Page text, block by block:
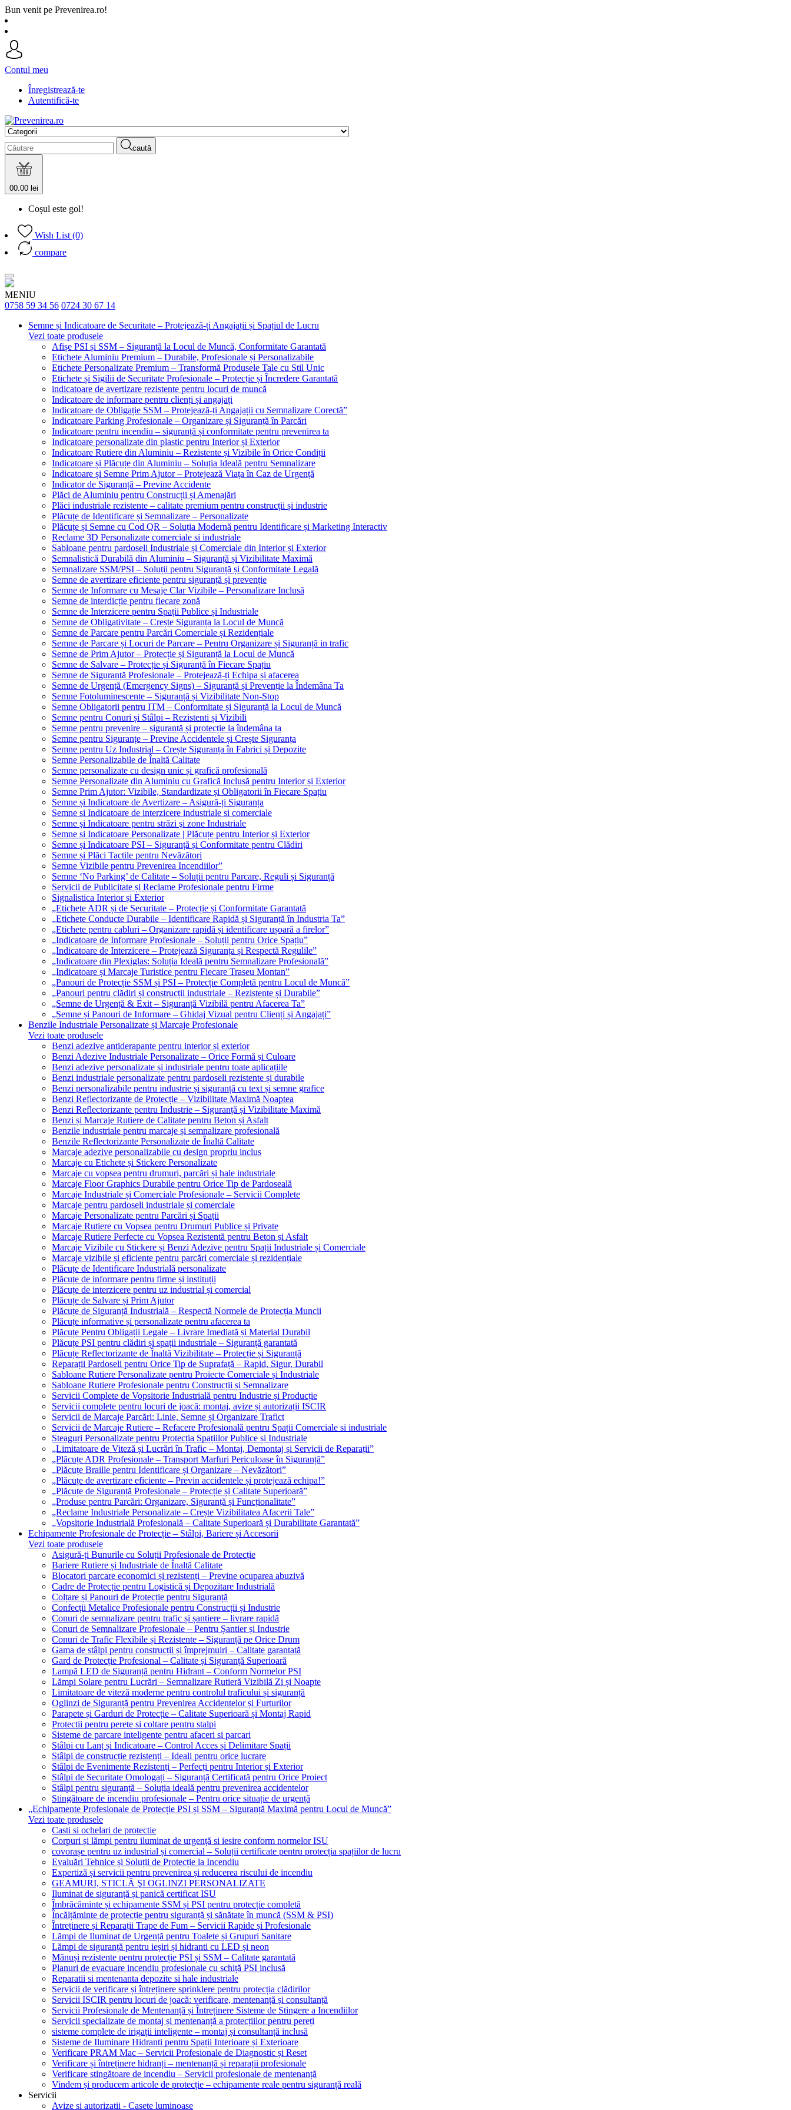
Bun venit pe Prevenirea.ro!
Contul meu
Înregistrează-te
Autentifică-te
caută
00.00 lei
Coșul este gol!
Wish List (0)
compare
MENIU
0758 59 34 56 0724 30 67 14
Semne și Indicatoare de Securitate – Protejează-ți Angajații și Spațiul de Lucru
Vezi toate produsele
Afișe PSI și SSM – Siguranță la Locul de Muncă, Conformitate Garantată
Etichete Aluminiu Premium – Durabile, Profesionale și Personalizabile
Etichete Personalizate Premium – Transformă Produsele Tale cu Stil Unic
Etichete și Sigilii de Securitate Profesionale – Protecție și Încredere Garantată
indicatoare de avertizare rezistente pentru locuri de muncă
Indicatoare de informare pentru clienți și angajați
Indicatoare de Obligație SSM – Protejează-ți Angajații cu Semnalizare Corectă”
Indicatoare Parking Profesionale – Organizare și Siguranță în Parcări
Indicatoare pentru incendiu – siguranță și conformitate pentru prevenirea ta
Indicatoare personalizate din plastic pentru Interior și Exterior
Indicatoare Rutiere din Aluminiu – Rezistente și Vizibile în Orice Condiții
Indicatoare și Plăcuțe din Aluminiu – Soluția Ideală pentru Semnalizare
Indicatoare și Semne Prim Ajutor – Protejează Viața în Caz de Urgență
Indicator de Siguranță – Previne Accidente
Plăci de Aluminiu pentru Construcții și Amenajări
Plăci industriale rezistente – calitate premium pentru construcții și industrie
Plăcuțe de Identificare și Semnalizare – Personalizate
Plăcuțe și Semne cu Cod QR – Soluția Modernă pentru Identificare și Marketing Interactiv
Reclame 3D Personalizate comerciale si industriale
Sabloane pentru pardoseli Industriale și Comerciale din Interior și Exterior
Semnalistică Durabilă din Aluminiu – Siguranță și Vizibilitate Maximă
Semnalizare SSM/PSI – Soluții pentru Siguranță și Conformitate Legală
Semne de avertizare eficiente pentru siguranță și prevenție
Semne de Informare cu Mesaje Clar Vizibile – Personalizare Inclusă
Semne de interdicție pentru fiecare zonă
Semne de Interzicere pentru Spații Publice și Industriale
Semne de Obligativitate – Crește Siguranța la Locul de Muncă
Semne de Parcare pentru Parcări Comerciale și Rezidențiale
Semne de Parcare și Locuri de Parcare – Pentru Organizare și Siguranță in trafic
Semne de Prim Ajutor – Protecție și Siguranță la Locul de Muncă
Semne de Salvare – Protecție și Siguranță în Fiecare Spațiu
Semne de Siguranță Profesionale – Protejează-ți Echipa și afacerea
Semne de Urgență (Emergency Signs) – Siguranță și Prevenție la Îndemâna Ta
Semne Fotoluminescente – Siguranță și Vizibilitate Non-Stop
Semne Obligatorii pentru ITM – Conformitate și Siguranță la Locul de Muncă
Semne pentru Conuri și Stâlpi – Rezistenti și Vizibili
Semne pentru prevenire – siguranță și protecție la îndemâna ta
Semne pentru Siguranțe – Previne Accidentele și Crește Siguranța
Semne pentru Uz Industrial – Crește Siguranța în Fabrici și Depozite
Semne Personalizabile de Înaltă Calitate
Semne personalizate cu design unic și grafică profesională
Semne Personalizate din Aluminiu cu Grafică Inclusă pentru Interior și Exterior
Semne Prim Ajutor: Vizibile, Standardizate și Obligatorii în Fiecare Spațiu
Semne și Indicatoare de Avertizare – Asigură-ți Siguranța
Semne si Indicatoare de interzicere industriale si comerciale
Semne şi Indicatoare pentru străzi şi zone Industriale
Semne si Indicatoare Personalizate | Plăcuțe pentru Interior și Exterior
Semne și Indicatoare PSI – Siguranță și Conformitate pentru Clădiri
Semne și Plăci Tactile pentru Nevăzători
Semne Vizibile pentru Prevenirea Incendiilor”
Semne ‘No Parking’ de Calitate – Soluții pentru Parcare, Reguli și Siguranță
Servicii de Publicitate și Reclame Profesionale pentru Firme
Signalistica Interior și Exterior
„Etichete ADR și de Securitate – Protecție și Conformitate Garantată
„Etichete Conducte Durabile – Identificare Rapidă și Siguranță în Industria Ta”
„Etichete pentru cabluri – Organizare rapidă și identificare ușoară a firelor”
„Indicatoare de Informare Profesionale – Soluții pentru Orice Spațiu”
„Indicatoare de Interzicere – Protejează Siguranța și Respectă Regulile”
„Indicatoare din Plexiglas: Soluția Ideală pentru Semnalizare Profesională”
„Indicatoare și Marcaje Turistice pentru Fiecare Traseu Montan”
„Panouri de Protecție SSM și PSI – Protecție Completă pentru Locul de Muncă”
„Panouri pentru clădiri și construcții industriale – Rezistente și Durabile”
„Semne de Urgență & Exit – Siguranță Vizibilă pentru Afacerea Ta”
„Semne și Panouri de Informare – Ghidaj Vizual pentru Clienți și Angajați”
Benzile Industriale Personalizate și Marcaje Profesionale
Vezi toate produsele
Benzi adezive antiderapante pentru interior și exterior
Benzi Adezive Industriale Personalizate – Orice Formă și Culoare
Benzi adezive personalizate și industriale pentru toate aplicațiile
Benzi industriale personalizate pentru pardoseli rezistente și durabile
Benzi personalizabile pentru industrie și siguranță cu text și semne grafice
Benzi Reflectorizante de Protecție – Vizibilitate Maximă Noaptea
Benzi Reflectorizante pentru Industrie – Siguranță și Vizibilitate Maximă
Benzi și Marcaje Rutiere de Calitate pentru Beton și Asfalt
Benzile industriale pentru marcaje și semnalizare profesională
Benzile Reflectorizante Personalizate de Înaltă Calitate
Marcaje adezive personalizabile cu design propriu inclus
Marcaje cu Etichete și Stickere Personalizate
Marcaje cu vopsea pentru drumuri, parcări și hale industriale
Marcaje Floor Graphics Durabile pentru Orice Tip de Pardoseală
Marcaje Industriale și Comerciale Profesionale – Servicii Complete
Marcaje pentru pardoseli industriale și comerciale
Marcaje Personalizate pentru Parcări și Spații
Marcaje Rutiere cu Vopsea pentru Drumuri Publice și Private
Marcaje Rutiere Perfecte cu Vopsea Rezistentă pentru Beton și Asfalt
Marcaje Vizibile cu Stickere și Benzi Adezive pentru Spații Industriale și Comerciale
Marcaje vizibile și eficiente pentru parcări comerciale și rezidențiale
Plăcuțe de Identificare Industrială personalizate
Plăcuțe de informare pentru firme și instituții
Plăcuțe de interzicere pentru uz industrial și comercial
Plăcuțe de Salvare și Prim Ajutor
Plăcuțe de Siguranță Industrială – Respectă Normele de Protecția Muncii
Plăcuțe informative și personalizate pentru afacerea ta
Plăcuțe Pentru Obligații Legale – Livrare Imediată și Material Durabil
Plăcuțe PSI pentru clădiri și spații industriale – Siguranță garantată
Plăcuțe Reflectorizante de Înaltă Vizibilitate – Protecție și Siguranță
Reparații Pardoseli pentru Orice Tip de Suprafață – Rapid, Sigur, Durabil
Sabloane Rutiere Personalizate pentru Proiecte Comerciale și Industriale
Sabloane Rutiere Profesionale pentru Construcții și Semnalizare
Servicii Complete de Vopsitorie Industrială pentru Industrie și Producție
Servicii complete pentru locuri de joacă: montaj, avize și autorizații ISCIR
Servicii de Marcaje Parcări: Linie, Semne și Organizare Trafict
Servicii de Marcaje Rutiere – Refacere Profesională pentru Spații Comerciale si industriale
Steaguri Personalizate pentru Protecția Spațiilor Publice și Industriale
„Limitatoare de Viteză și Lucrări în Trafic – Montaj, Demontaj și Servicii de Reparații”
„Plăcuțe ADR Profesionale – Transport Marfuri Periculoase în Siguranță”
„Plăcuțe Braille pentru Identificare și Organizare – Nevăzători”
„Plăcuțe de avertizare eficiente – Previn accidentele și protejează echipa!”
„Plăcuțe de Siguranță Profesionale – Protecție și Calitate Superioară”
„Produse pentru Parcări: Organizare, Siguranță și Funcționalitate”
„Reclame Industriale Personalizate – Crește Vizibilitatea Afacerii Tale”
„Vopsitorie Industrială Profesională – Calitate Superioară și Durabilitate Garantată”
Echipamente Profesionale de Protecție – Stâlpi, Bariere și Accesorii
Vezi toate produsele
Asigură-ți Bunurile cu Soluții Profesionale de Protecție
Bariere Rutiere și Industriale de Înaltă Calitate
Blocatori parcare economici și rezistenți – Previne ocuparea abuzivă
Cadre de Protecție pentru Logistică și Depozitare Industrială
Colțare și Panouri de Protecție pentru Siguranță
Confecții Metalice Profesionale pentru Construcții și Industrie
Conuri de semnalizare pentru trafic și șantiere – livrare rapidă
Conuri de Semnalizare Profesionale – Pentru Șantier și Industrie
Conuri de Trafic Flexibile și Rezistente – Siguranță pe Orice Drum
Gama de stâlpi pentru construcții și împrejmuiri – Calitate garantată
Gard de Protecție Profesional – Calitate și Siguranță Superioară
Lampă LED de Siguranță pentru Hidrant – Conform Normelor PSI
Lămpi Solare pentru Lucrări – Semnalizare Rutieră Vizibilă Zi și Noapte
Limitatoare de viteză moderne pentru controlul traficului și siguranță
Oglinzi de Siguranță pentru Prevenirea Accidentelor și Furturilor
Parapete și Garduri de Protecție – Calitate Superioară și Montaj Rapid
Protectii pentru perete si coltare pentru stalpi
Sisteme de parcare inteligente pentru afaceri si parcari
Stâlpi cu Lanț și Indicatoare – Control Acces și Delimitare Spații
Stâlpi de construcție rezistenți – Ideali pentru orice lucrare
Stâlpi de Evenimente Rezistenți – Perfecți pentru Interior și Exterior
Stâlpi de Securitate Omologați – Siguranță Certificată pentru Orice Proiect
Stâlpi pentru siguranță – Soluția ideală pentru prevenirea accidentelor
Stingătoare de incendiu profesionale – Pentru orice situație de urgență
„Echipamente Profesionale de Protecție PSI și SSM – Siguranță Maximă pentru Locul de Muncă”
Vezi toate produsele
Casti si ochelari de protectie
Corpuri și lămpi pentru iluminat de urgență si iesire conform normelor ISU
covorașe pentru uz industrial și comercial – Soluții certificate pentru protecția spațiilor de lucru
Evaluări Tehnice și Soluții de Protecție la Incendiu
Expertiză și servicii pentru prevenirea și reducerea riscului de incendiu
GEAMURI, STICLĂ ŞI OGLINZI PERSONALIZATE
Iluminat de siguranță și panică certificat ISU
Îmbrăcăminte și echipamente SSM și PSI pentru protecție completă
Încălțăminte de protecție pentru siguranță și sănătate în muncă (SSM & PSI)
Întreținere și Reparații Trape de Fum – Servicii Rapide și Profesionale
Lămpi de Iluminat de Urgență pentru Toalete și Grupuri Sanitare
Lămpi de siguranță pentru ieșiri și hidranti cu LED și neon
Mănuși rezistente pentru protecție PSI și SSM – Calitate garantată
Planuri de evacuare incendiu profesionale cu schiță PSI inclusă
Reparatii si mentenanta depozite si hale industriale
Servicii de verificare și întreținere sprinklere pentru protecția clădirilor
Servicii ISCIR pentru locuri de joacă: verificare, mentenanță și consultanță
Servicii Profesionale de Mentenanță și Întreținere Sisteme de Stingere a Incendiilor
Servicii specializate de montaj și mentenanță a protecțiilor pentru pereți
sisteme complete de irigații inteligente – montaj și consultanță inclusă
Sisteme de Iluminare Hidranti pentru Spații Interioare și Exterioare
Verificare PRAM Mac – Servicii Profesionale de Diagnostic și Reset
Verificare și întreținere hidranți – mentenanță și reparații profesionale
Verificare stingătoare de incendiu – Servicii profesionale de mentenanță
Vindem și producem articole de protecție – echipamente reale pentru siguranță reală
Servicii
Avize si autorizatii - Casete luminoase